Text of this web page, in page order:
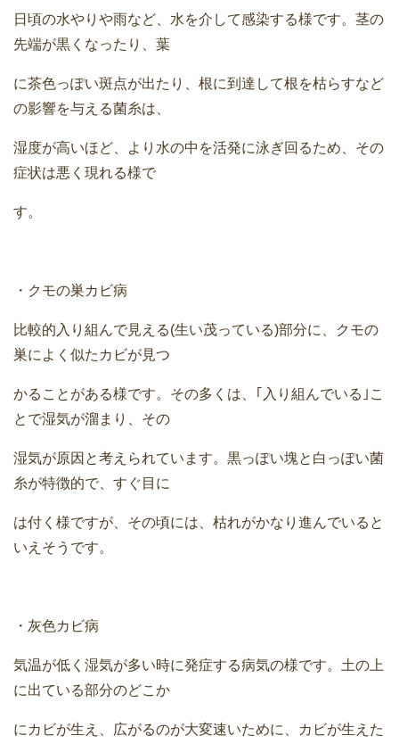
日頃の水やりや雨など、水を介して感染する様です。茎の
先端が黒くなったり、葉
に茶色っぽい斑点が出たり、根に到達して根を枯らすなど
の影響を与える菌糸は、
湿度が高いほど、より水の中を活発に泳ぎ回るため、その
症状は悪く現れる様で
す。
・クモの巣カビ病
比較的入り組んで見える(生い茂っている)部分に、クモの
巣によく似たカビが見つ
かることがある様です。その多くは、｢入り組んでいる｣こ
とで湿気が溜まり、その
湿気が原因と考えられています。黒っぽい塊と白っぽい菌
糸が特徴的で、すぐ目に
は付く様ですが、その頃には、枯れがかなり進んでいると
いえそうです。
・灰色カビ病
気温が低く湿気が多い時に発症する病気の様です。土の上
に出ている部分のどこか
にカビが生え、広がるのが大変速いために、カビが生えた